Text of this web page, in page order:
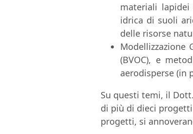
materiali lapidei
idrica di suoli
delle risorse
(BVOC), e
aerodisperse (in
Su questi temi, il Dott
di più di dieci
progetti, si